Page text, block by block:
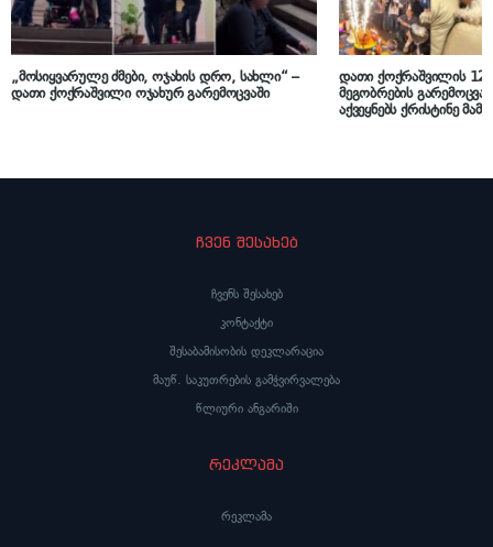
„მოსიყვარულე ძმები, ოჯახის დრო, სახლი“ –
დათი ქოქრაშვილი ოჯახურ გარემოცვაში
დათი ქოქრაშვილის 12
მეგობრების
აქვეყნებს ქრისტინე
ჩვენ შესახებ
ჩვენს შესახებ
კონტაქტი
შესაბამისობის დეკლარაცია
მაუწ. საკუთრების გამჭვირვალება
წლიური ანგარიში
რეკლამა
რეკლამა